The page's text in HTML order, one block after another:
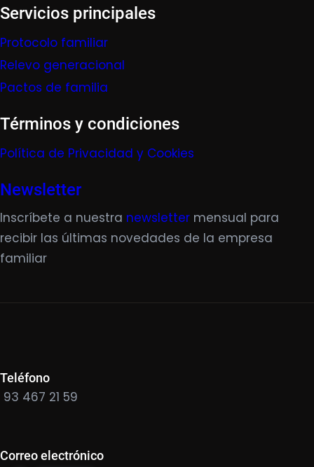
Servicios principales
Protocolo familiar
Relevo generacional
Pactos de familia
Términos y condiciones
Política de Privacidad y Cookies
Newsletter
Inscríbete a nuestra newsletter mensual para
recibir las últimas novedades de la empresa
familiar
Teléfono
93 467 21 59
Correo electrónico